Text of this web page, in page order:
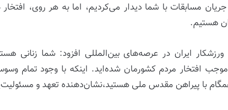
مسابقات با شما دیدار می‌کردیم، اما به هر روی، افتخار
هستیم.
ورزشکار ایران در عرصه‌های بین‌المللی افزود: شما زنانی
افتخار مردم کشورمان شده‌اید. اینکه با وجود تمام
با پیراهن مقدس ملی هستید،نشان‌دهنده تعهد و